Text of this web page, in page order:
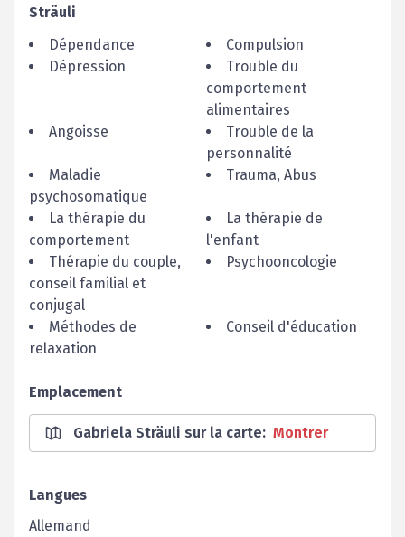
Sträuli
Dépendance
Compulsion
Dépression
Trouble du
comportement
alimentaires
Angoisse
Trouble de la
personnalité
Maladie
psychosomatique
Trauma, Abus
La thérapie du
comportement
La thérapie de
l'enfant
Thérapie du couple,
conseil familial et
conjugal
Psychooncologie
Méthodes de
relaxation
Conseil d'éducation
Emplacement
Gabriela Sträuli sur la carte: Montrer
Langues
Allemand